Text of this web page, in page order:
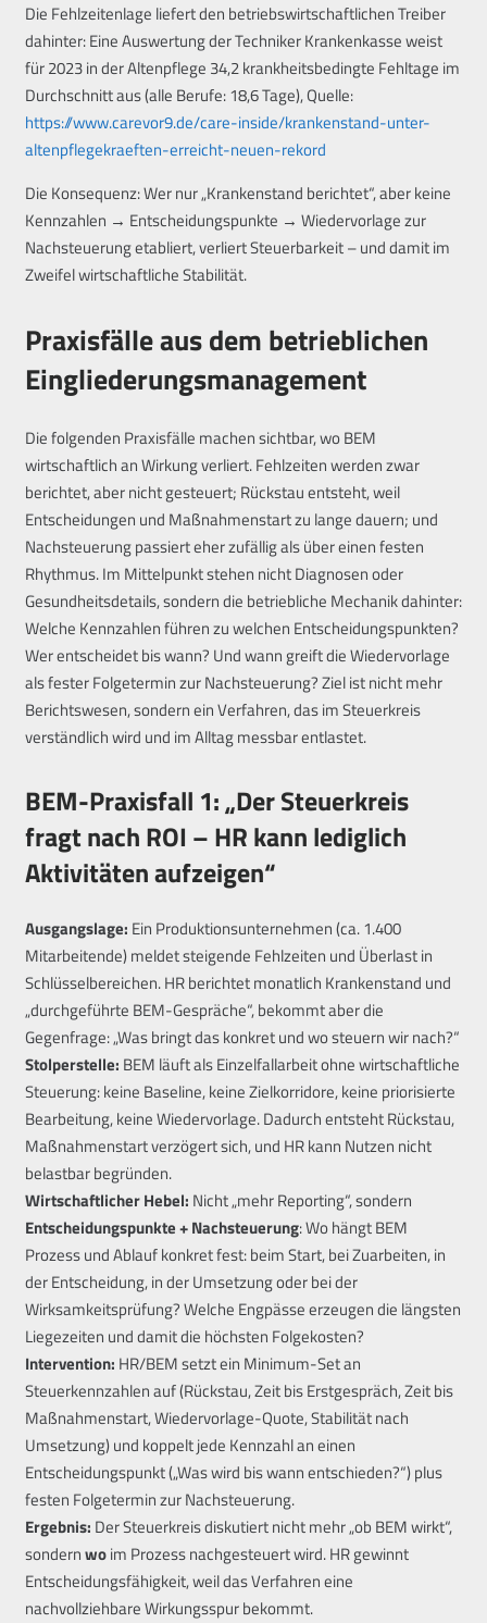
Die Fehlzeitenlage liefert den betriebswirtschaftlichen Treiber
dahinter: Eine Auswertung der Techniker Krankenkasse weist
für 2023 in der Altenpflege 34,2 krankheitsbedingte Fehltage im
Durchschnitt aus (alle Berufe: 18,6 Tage), Quelle:
https://www.carevor9.de/care-inside/krankenstand-unter-
altenpflegekraeften-erreicht-neuen-rekord
Die Konsequenz: Wer nur „Krankenstand berichtet“, aber keine
Kennzahlen → Entscheidungspunkte → Wiedervorlage zur
Nachsteuerung etabliert, verliert Steuerbarkeit – und damit im
Zweifel wirtschaftliche Stabilität.
Praxisfälle aus dem betrieblichen
Eingliederungsmanagement
Die folgenden Praxisfälle machen sichtbar, wo BEM
wirtschaftlich an Wirkung verliert. Fehlzeiten werden zwar
berichtet, aber nicht gesteuert; Rückstau entsteht, weil
Entscheidungen und Maßnahmenstart zu lange dauern; und
Nachsteuerung passiert eher zufällig als über einen festen
Rhythmus. Im Mittelpunkt stehen nicht Diagnosen oder
Gesundheitsdetails, sondern die betriebliche Mechanik dahinter:
Welche Kennzahlen führen zu welchen Entscheidungspunkten?
Wer entscheidet bis wann? Und wann greift die Wiedervorlage
als fester Folgetermin zur Nachsteuerung? Ziel ist nicht mehr
Berichtswesen, sondern ein Verfahren, das im Steuerkreis
verständlich wird und im Alltag messbar entlastet.
BEM-Praxisfall 1: „Der Steuerkreis
fragt nach ROI – HR kann lediglich
Aktivitäten aufzeigen“
Ausgangslage: Ein Produktionsunternehmen (ca. 1.400
Mitarbeitende) meldet steigende Fehlzeiten und Überlast in
Schlüsselbereichen. HR berichtet monatlich Krankenstand und
„durchgeführte BEM-Gespräche“, bekommt aber die
Gegenfrage: „Was bringt das konkret und wo steuern wir nach?“
Stolperstelle: BEM läuft als Einzelfallarbeit ohne wirtschaftliche
Steuerung: keine Baseline, keine Zielkorridore, keine priorisierte
Bearbeitung, keine Wiedervorlage. Dadurch entsteht Rückstau,
Maßnahmenstart verzögert sich, und HR kann Nutzen nicht
belastbar begründen.
Wirtschaftlicher Hebel: Nicht „mehr Reporting“, sondern
Entscheidungspunkte + Nachsteuerung: Wo hängt BEM
Prozess und Ablauf konkret fest: beim Start, bei Zuarbeiten, in
der Entscheidung, in der Umsetzung oder bei der
Wirksamkeitsprüfung? Welche Engpässe erzeugen die längsten
Liegezeiten und damit die höchsten Folgekosten?
Intervention: HR/BEM setzt ein Minimum-Set an
Steuerkennzahlen auf (Rückstau, Zeit bis Erstgespräch, Zeit bis
Maßnahmenstart, Wiedervorlage-Quote, Stabilität nach
Umsetzung) und koppelt jede Kennzahl an einen
Entscheidungspunkt („Was wird bis wann entschieden?“) plus
festen Folgetermin zur Nachsteuerung.
Ergebnis: Der Steuerkreis diskutiert nicht mehr „ob BEM wirkt“,
sondernwoim Prozess nachgesteuert wird. HR gewinnt
Entscheidungsfähigkeit, weil das Verfahren eine
nachvollziehbare Wirkungsspur bekommt.